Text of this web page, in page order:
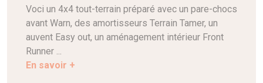
Voci un 4x4 tout-terrain préparé avec un pare-chocs
avant Warn, des amortisseurs Terrain Tamer, un
auvent Easy out, un aménagement intérieur Front
Runner ...
En savoir +